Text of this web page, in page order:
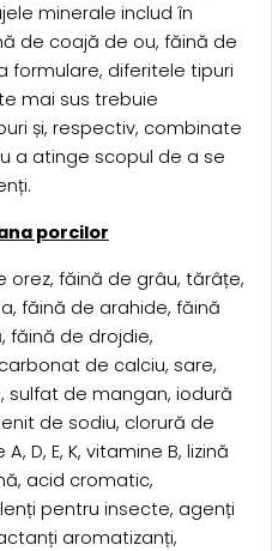
minerale includ în
de coajă de ou, făină de
formulare, diferitele tipuri
mai sus trebuie
și, respectiv, combinate
a atinge scopul de a se
porcilor
orez, făină de grâu, tărâțe,
făină de arahide, făină
făină de drojdie,
de calciu, sare,
sulfat de mangan, iodură
de sodiu, clorură de
D, E, K, vitamine B, lizină
acid cromatic,
pentru insecte, agenți
aromatizanți,